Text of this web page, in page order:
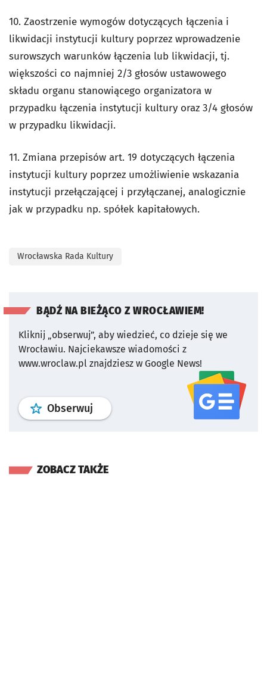
10. Zaostrzenie wymogów dotyczących łączenia i
likwidacji instytucji kultury poprzez wprowadzenie
surowszych warunków łączenia lub likwidacji, tj.
większości co najmniej 2/3 głosów ustawowego
składu organu stanowiącego organizatora w
przypadku łączenia instytucji kultury oraz 3/4 głosów
w przypadku likwidacji.
11. Zmiana przepisów art. 19 dotyczących łączenia
instytucji kultury poprzez umożliwienie wskazania
instytucji przełączającej i przyłączanej, analogicznie
jak w przypadku np. spółek kapitałowych.
Wrocławska Rada Kultury
BĄDŹ NA BIEŻĄCO Z WROCŁAWIEM!
Kliknij „obserwuj”, aby wiedzieć, co dzieje się we
Wrocławiu. Najciekawsze wiadomości z
www.wroclaw.pl znajdziesz w Google News!
Obserwuj profil serwisu
ZOBACZ TAKŻE